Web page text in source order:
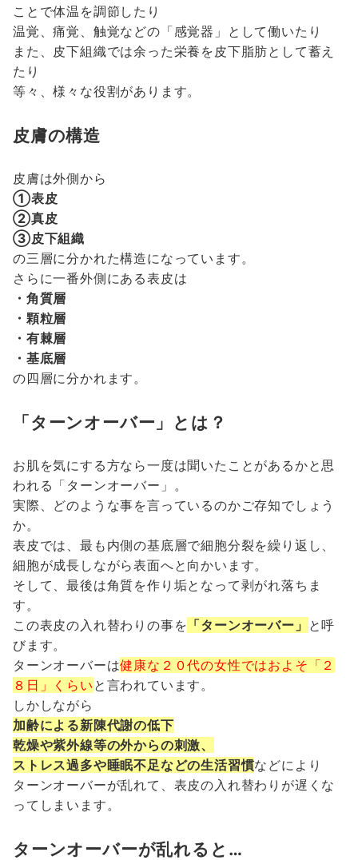
ことで体温を調節したり
温覚、痛覚、触覚などの「感覚器」として働いたり
また、皮下組織では余った栄養を皮下脂肪として蓄え
たり
等々、様々な役割があります。
皮膚の構造
皮膚は外側から
①表皮
②真皮
③皮下組織
の三層に分かれた構造になっています。
さらに一番外側にある表皮は
・角質層
・顆粒層
・有棘層
・基底層
の四層に分かれます。
「ターンオーバー」とは？
お肌を気にする方なら一度は聞いたことがあるかと思
われる「ターンオーバー」。
実際、どのような事を言っているのかご存知でしょう
か。
表皮では、最も内側の基底層で細胞分裂を繰り返し、
細胞が成長しながら表面へと向かいます。
そして、最後は角質を作り垢となって剥がれ落ちま
す。
この表皮の入れ替わりの事を 「ターンオーバー」 と呼
びます。
ターンオーバーは健康な２０代の女性ではおよそ「２
８日」くらい と言われています。
しかしながら
加齢による新陳代謝の低下
乾燥や紫外線等の外からの刺激、
ストレス過多や睡眠不足などの生活習慣などにより
ターンオーバーが乱れて、表皮の入れ替わりが遅くな
ってしまいます。
ターンオーバーが乱れると…